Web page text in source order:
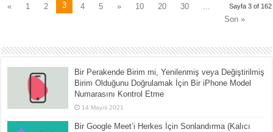
Sayfa 3 of 162
« 1 2 3 4 5 » 10 20 30
...
Son »
Bir Perakende Birim mi, Yenilenmiş veya Değiştirilmiş
Birim Olduğunu Doğrulamak İçin Bir iPhone Model
Numarasını Kontrol Etme
14 Mayıs 2021
Bir Google Meet’i Herkes İçin Sonlandırma (Kalıcı